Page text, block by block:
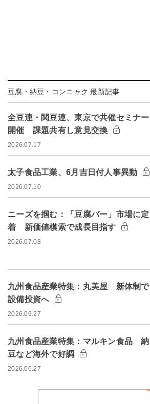
豆腐・納豆・コンニャク 最新記事
全豆連・関豆連、東京で共催セミナー
開催 課題共有し意見交換
2026.07.17
太子食品工業、6月吉日付人事異動
2026.07.10
ニーズを掴む：「豆腐バー」市場に定
着 新価値模索で成長目指す
2026.07.08
九州食品産業特集：丸美屋 新体制で
設備投資へ
2026.06.27
九州食品産業特集：マルキン食品 納
豆など海外で好調
2026.06.27